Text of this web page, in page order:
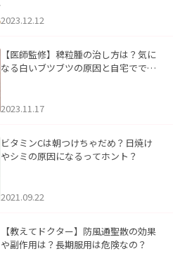
2023.12.12
【医師監修】稗粒腫の治し方は？気に
なる白いブツブツの原因と自宅ででき
2023.11.17
ビタミンCは朝つけちゃだめ？日焼け
やシミの原因になるってホント？
2021.09.22
【教えてドクター】防風通聖散の効果
や副作用は？長期服用は危険なの？